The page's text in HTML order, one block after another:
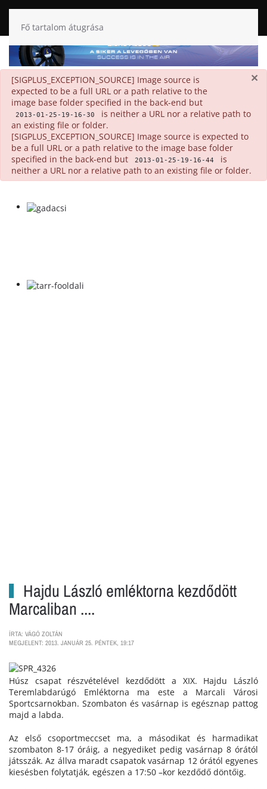
Fő tartalom átugrása
×
danger
[SIGPLUS_EXCEPTION_SOURCE] Image source is
expected to be a full URL or a path relative to the
image base folder specified in the back-end but
2013-01-25-19-16-30
is neither a URL nor a relative path to
an existing file or folder.
[SIGPLUS_EXCEPTION_SOURCE] Image source is expected to
be a full URL or a path relative to the image base folder
specified in the back-end but
2013-01-25-19-16-44
is
neither a URL nor a relative path to an existing file or folder.
Hajdu László emléktorna kezdődött
Marcaliban ....
ÍRTA: VÁGÓ ZOLTÁN
MEGJELENT: 2013. JANUÁR 25. PÉNTEK, 19:17
Húsz csapat részvételével kezdődött a XIX. Hajdu László
Teremlabdarúgó Emléktorna ma este a Marcali Városi
Sportcsarnokban. Szombaton és vasárnap is egésznap pattog
majd a labda.
Az első csoportmeccset ma, a másodikat és harmadikat
szombaton 8-17 óráig, a negyediket pedig vasárnap 8 órától
játsszák. Az állva maradt csapatok vasárnap 12 órától egyenes
kiesésben folytatják, egészen a 17:50 –kor kezdődő döntőig.